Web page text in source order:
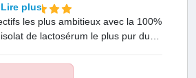
les plus ambitieux avec la 100%
de lactosérum le plus pur du
les compromis, cette formule
plus